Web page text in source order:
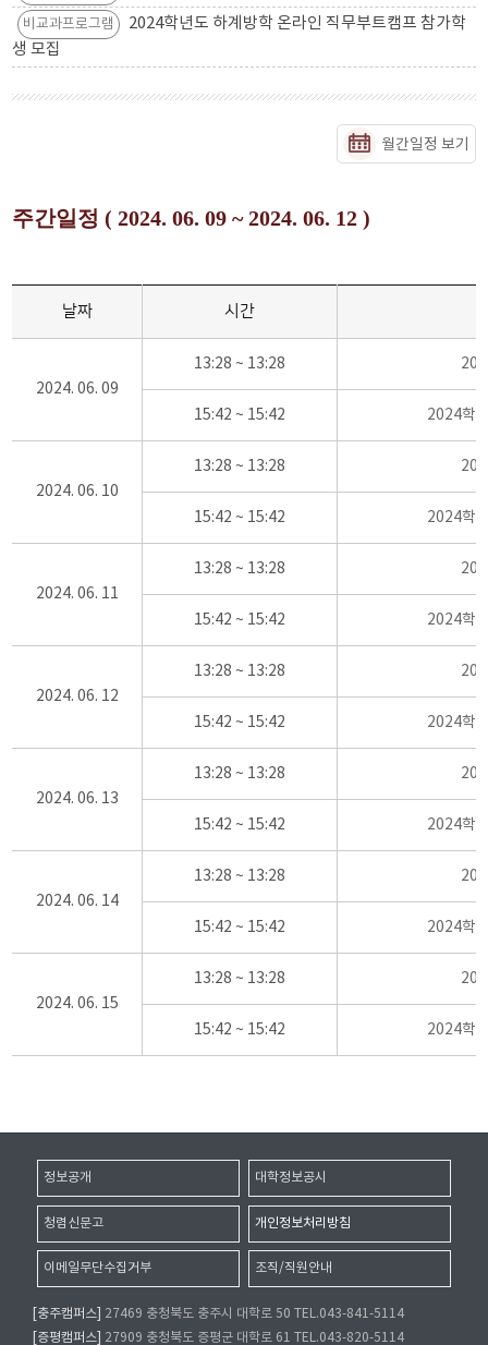
비교과프로그램
2024학년도 하계방학 온라인 직무부트캠프 참가학
생 모집
월간일정 보기
주간일정 ( 2024. 06. 09 ~ 2024. 06. 12 )
날짜 시간
2024. 06. 09
13:28 ~ 13:28
15:42 ~ 15:42 2024학
2024. 06. 10
13:28 ~ 13:28
15:42 ~ 15:42 2024학
2024. 06. 11
13:28 ~ 13:28
15:42 ~ 15:42 2024학
2024. 06. 12
13:28 ~ 13:28
15:42 ~ 15:42 2024학
2024. 06. 13
13:28 ~ 13:28
15:42 ~ 15:42 2024학
2024. 06. 14
13:28 ~ 13:28
15:42 ~ 15:42 2024학
2024. 06. 15
13:28 ~ 13:28
15:42 ~ 15:42 2024학
정보공개 대학정보공시
청렴신문고 개인정보처리방침
이메일무단수집거부 조직/직원안내
[충주캠퍼스]
27469 충청북도 충주시 대학로 50 TEL.043-841-5114
[증평캠퍼스]
27909 충청북도 증평군 대학로 61 TEL.043-820-5114